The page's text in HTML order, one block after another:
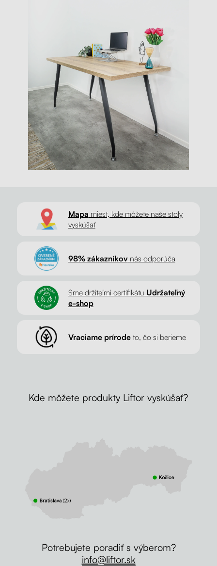
Mapa miest, kde môžete naše stoly
vyskúšať
98% zákazníkovnás odporúča
Sme držiteľmi certifikátu Udržateľný
e-shop
Vraciame prírodeto, čo si berieme
Kde môžete produkty Liftor vyskúšať?
Potrebujete poradiť s výberom?
info@liftor.sk